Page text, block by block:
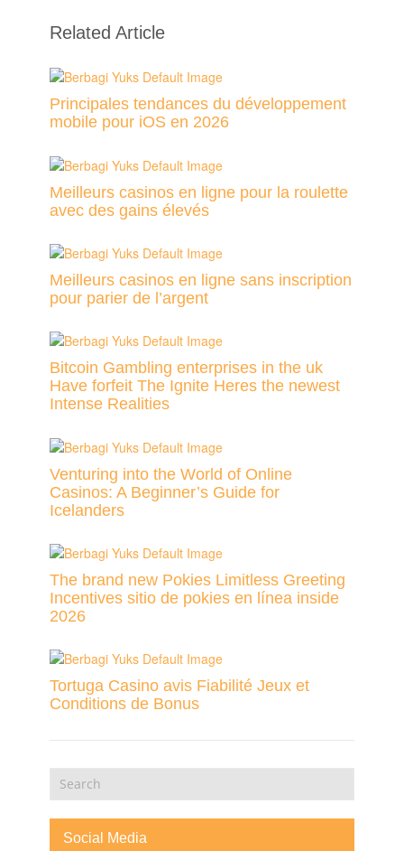
Related Article
Principales tendances du développement
mobile pour iOS en 2026
Meilleurs casinos en ligne pour la roulette
avec des gains élevés
Meilleurs casinos en ligne sans inscription
pour parier de l’argent
Bitcoin Gambling enterprises in the uk
Have forfeit The Ignite Heres the newest
Intense Realities
Venturing into the World of Online
Casinos: A Beginner’s Guide for
Icelanders
The brand new Pokies Limitless Greeting
Incentives sitio de pokies en línea inside
2026
Tortuga Casino avis Fiabilité Jeux et
Conditions de Bonus
Social Media